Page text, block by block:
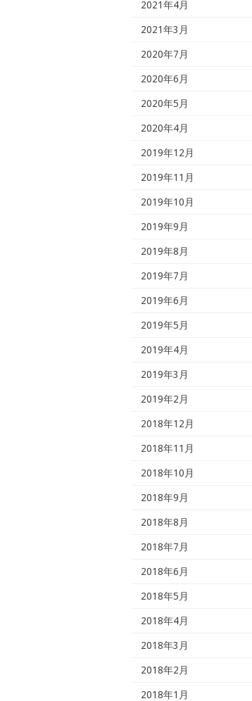
2021年4月
2021年3月
2020年7月
2020年6月
2020年5月
2020年4月
2019年12月
2019年11月
2019年10月
2019年9月
2019年8月
2019年7月
2019年6月
2019年5月
2019年4月
2019年3月
2019年2月
2018年12月
2018年11月
2018年10月
2018年9月
2018年8月
2018年7月
2018年6月
2018年5月
2018年4月
2018年3月
2018年2月
2018年1月